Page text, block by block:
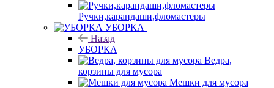
Ручки,карандаши,фломастеры
УБОРКА
Назад
УБОРКА
Ведра,
корзины для мусора
Мешки для мусора